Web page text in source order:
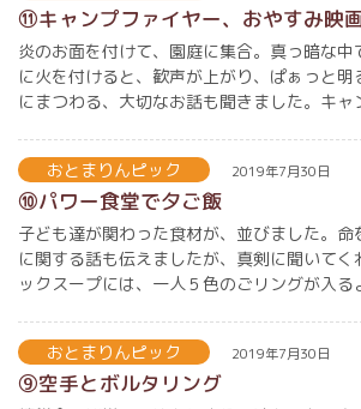
⑪キャンプファイヤー、おやすみ映
炎のお面を付けて、園庭に集合。真っ暗な中
に火を付けると、歓声が上がり、ぱぁっと明
にまつわる、大切なお話も聞きました。キ
おとまりんピック 2019年7月30日
⑩パワー食堂で夕ご飯
子ども達が関わった食材が、並びました。
に関する話も伝えましたが、真剣に聞いてく
ックスープには、一人５色のごリングが入
おとまりんピック 2019年7月30日
⑨空手とボルタリング